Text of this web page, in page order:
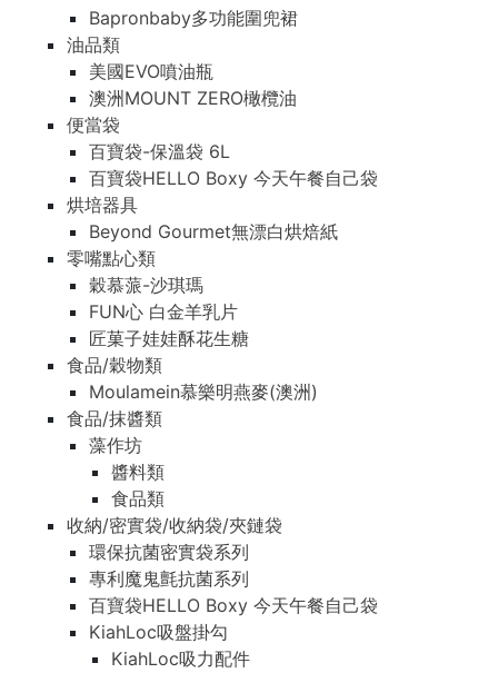
Bapronbaby多功能圍兜裙
油品類
美國EVO噴油瓶
澳洲MOUNT ZERO橄欖油
便當袋
百寶袋-保溫袋 6L
百寶袋HELLO Boxy 今天午餐自己袋
烘培器具
Beyond Gourmet無漂白烘焙紙
零嘴點心類
穀慕蒎-沙琪瑪
FUN心 白金羊乳片
匠菓子娃娃酥花生糖
食品/穀物類
Moulamein慕樂明燕麥(澳洲)
食品/抹醬類
藻作坊
醬料類
食品類
收納/密實袋/收納袋/夾鏈袋
環保抗菌密實袋系列
專利魔鬼氈抗菌系列
百寶袋HELLO Boxy 今天午餐自己袋
KiahLoc吸盤掛勾
KiahLoc吸力配件